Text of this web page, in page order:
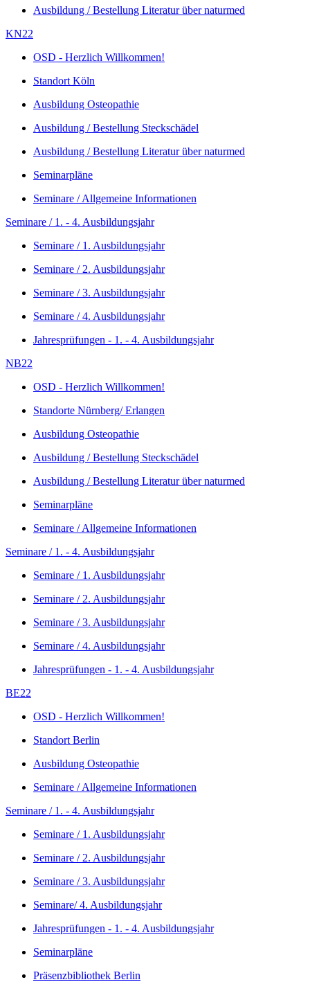
Ausbildung / Bestellung Literatur über naturmed
KN22
OSD - Herzlich Willkommen!
Standort Köln
Ausbildung Osteopathie
Ausbildung / Bestellung Steckschädel
Ausbildung / Bestellung Literatur über naturmed
Seminarpläne
Seminare / Allgemeine Informationen
Seminare / 1. - 4. Ausbildungsjahr
Seminare / 1. Ausbildungsjahr
Seminare / 2. Ausbildungsjahr
Seminare / 3. Ausbildungsjahr
Seminare / 4. Ausbildungsjahr
Jahresprüfungen - 1. - 4. Ausbildungsjahr
NB22
OSD - Herzlich Willkommen!
Standorte Nürnberg/ Erlangen
Ausbildung Osteopathie
Ausbildung / Bestellung Steckschädel
Ausbildung / Bestellung Literatur über naturmed
Seminarpläne
Seminare / Allgemeine Informationen
Seminare / 1. - 4. Ausbildungsjahr
Seminare / 1. Ausbildungsjahr
Seminare / 2. Ausbildungsjahr
Seminare / 3. Ausbildungsjahr
Seminare / 4. Ausbildungsjahr
Jahresprüfungen - 1. - 4. Ausbildungsjahr
BE22
OSD - Herzlich Willkommen!
Standort Berlin
Ausbildung Osteopathie
Seminare / Allgemeine Informationen
Seminare / 1. - 4. Ausbildungsjahr
Seminare / 1. Ausbildungsjahr
Seminare / 2. Ausbildungsjahr
Seminare / 3. Ausbildungsjahr
Seminare/ 4. Ausbildungsjahr
Jahresprüfungen - 1. - 4. Ausbildungsjahr
Seminarpläne
Präsenzbibliothek Berlin